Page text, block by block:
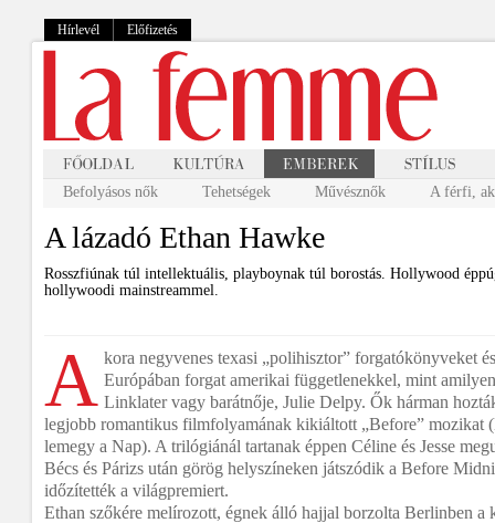
Hírlevél Előfizetés
Befolyásos nők Tehetségek Művésznők A férfi,
A lázadó Ethan Hawke
Rosszfiúnak túl intellektuális, playboynak túl borostás. Hollywood
hollywoodi mainstreammel.
A kora negyvenes texasi „polihisztor” forgatókönyveket
Európában forgat amerikai függetlenekkel, mint
Linklater vagy barátnője, Julie Delpy. Ők hárman
legjobb romantikus filmfolyamának kikiáltott „Before” mozikat
lemegy a Nap). A trilógiánál tartanak éppen Céline és Jesse
Bécs és Párizs után görög helyszíneken játszódik a Before
időzítették a világpremiert.
Ethan szőkére melírozott, égnek álló hajjal borzolta Berlinben